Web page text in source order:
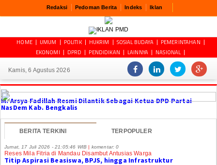
Redaksi Pedoman Berita Indeks Iklan
HOME UMUM POLITIK HUKRIM SOSIAL BUDAYA
PEMERINTAHAN
EKONOMI
DPRD PENDIDIKAN LAINNYA NASIONAL
Kamis, 6 Agustus 2026
M. Arsya Fadillah Resmi Dilantik Sebagai Ketua DPD Partai
NasDem Kab. Bengkalis
BERITA TERKINI TERPOPULER
Jumat, 17 Juli 2026 - 21:05:46 WIB | komentar: 0
Reses Mila Fitria di Mandau Disambut Antusias Warga
Titip Aspirasi Beasiswa, BPJS, hingga Infrastruktur